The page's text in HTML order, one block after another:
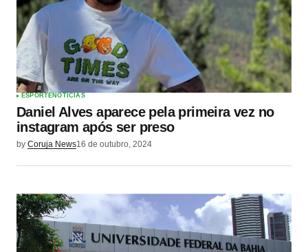
ESPORTENOTÍCIAS
Daniel Alves aparece pela primeira vez no
instagram após ser preso
by Coruja News16 de outubro, 2024